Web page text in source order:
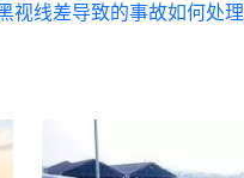
视线差导致的事故如何处理